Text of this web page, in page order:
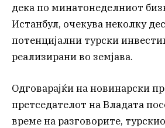
дека по минатонеделниот
Истанбул, очекува неколку
потенцијални турски
реализирани во земјава.
Одговарајќи на новинарски
претседателот на Владата
време на разговорите,